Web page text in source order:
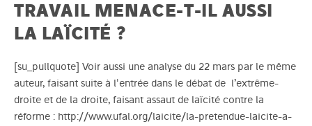
TRAVAIL MENACE-T-IL AUSSI
LA LAÏCITÉ ?
[su_pullquote] Voir aussi une analyse du 22 mars par le même
auteur, faisant suite à l'entrée dans le débat de l’extrême-
droite et de la droite, faisant assaut de laïcité contre la
réforme : http://www.ufal.org/laicite/la-pretendue-laicite-a-